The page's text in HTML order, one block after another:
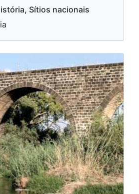
Sítios nacionais